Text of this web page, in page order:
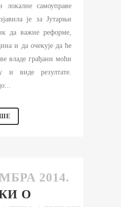
локалне самоуправе
је за Јутарњи
да важне реформе,
и да очекује да ће
владе грађани моћи
и виде резултате.
2014.
О